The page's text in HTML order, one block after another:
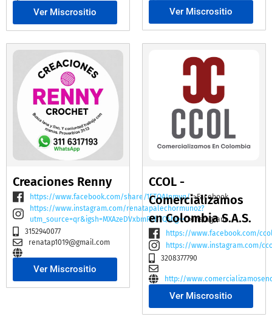
Ver Miscrositio Ver Miscrositio
Creaciones Renny
https://www.facebook.com/share/1ETQAJnmvq/">Facebook
https://www.instagram.com/renatapalechormunoz?
utm_source=qr&igsh=MXAzeDVxbmR2bTQ4bg==">Instagram
3152940077
renatap1019@gmail.com
Ver Miscrositio
CCOL -
Comercializamos
en Colombia S.A.S.
https://www.facebook.com/
https://www.instagram.com/
3208377790
http://
Ver Miscrositio